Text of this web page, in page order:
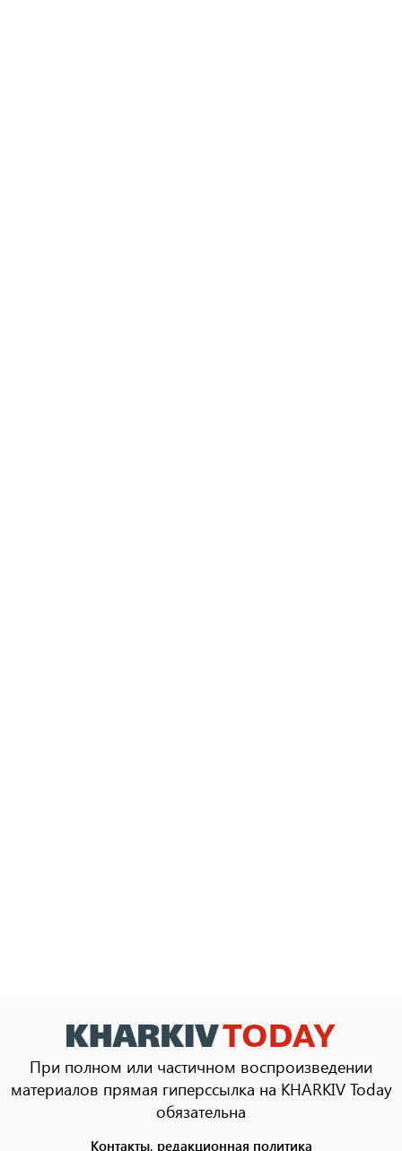
При полном или частичном воспроизведении
материалов прямая гиперссылка на KHARKIV Today
обязательна
Контакты, редакционная политика